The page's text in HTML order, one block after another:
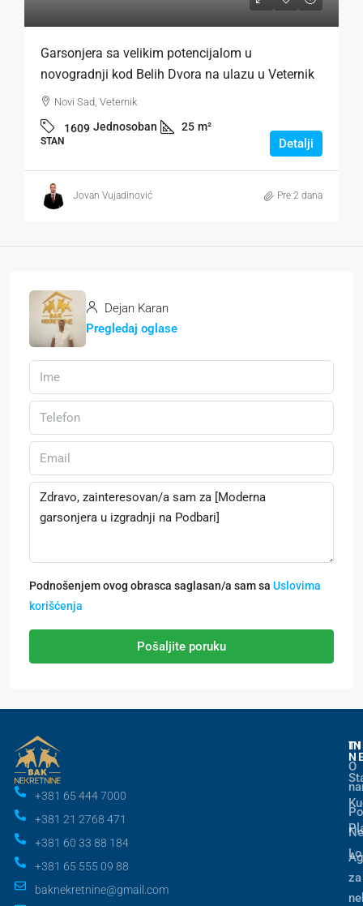
Garsonjera sa velikim potencijalom u
novogradnji kod Belih Dvora na ulazu u Veternik
Novi Sad, Veternik
1609 Jednosoban 25 m²
STAN Detalji
Jovan Vujadinović Pre 2 dana
Dejan Karan
Pregledaj oglase
Podnošenjem ovog obrasca saglasan/a sam sa Uslovima
korišćenja
Pošaljite poruku
+381 65 444 7000
+381 21 2768 471
+381 60 33 88 184
+381 65 555 09 88
baknekretnine@gmail.com
O
za